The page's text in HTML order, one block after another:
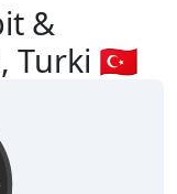
&
Turki 🇹🇷